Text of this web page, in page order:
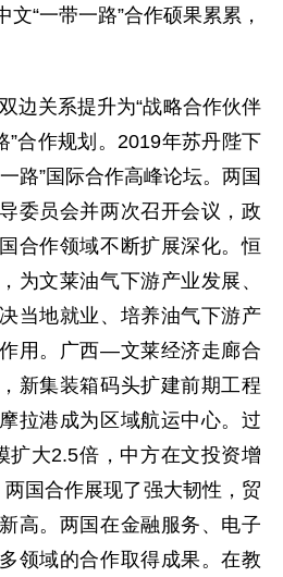
“一带一路”合作硕果累累，
边关系提升为“战略合作伙伴
”合作规划。2019年苏丹陛下
路”国际合作高峰论坛。两国
委员会并两次召开会议，政
合作领域不断扩展深化。恒
为文莱油气下游产业发展、
当地就业、培养油气下游产
用。广西—文莱经济走廊合
新集装箱码头扩建前期工程
拉港成为区域航运中心。过
扩大2.5倍，中方在文投资增
国合作展现了强大韧性，贸
高。两国在金融服务、电子
领域的合作取得成果。在教